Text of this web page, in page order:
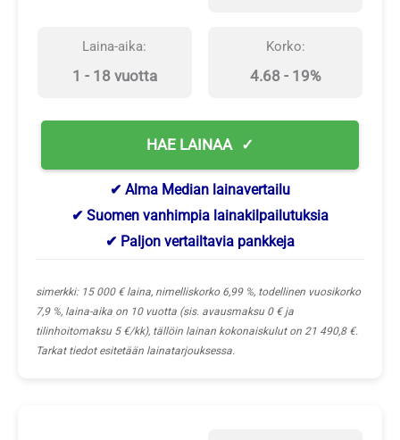
Laina-aika:
1 - 18 vuotta
Korko:
4.68 - 19%
HAE LAINAA
✔ Alma Median lainavertailu
✔ Suomen vanhimpia lainakilpailutuksia
✔ Paljon vertailtavia pankkeja
simerkki: 15 000 € laina, nimelliskorko 6,99 %, todellinen vuosikorko
7,9 %, laina-aika on 10 vuotta (sis. avausmaksu 0 € ja
tilinhoitomaksu 5 €/kk), tällöin lainan kokonaiskulut on 21 490,8 €.
Tarkat tiedot esitetään lainatarjouksessa.